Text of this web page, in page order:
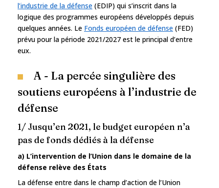
l’industrie de la défense (EDIP) qui s’inscrit dans la
logique des programmes européens développés depuis
quelques années. Le Fonds européen de défense (FED)
prévu pour la période 2021/2027 est le principal d’entre
eux.
A - La percée singulière des
soutiens européens à l’industrie de
défense
1/ Jusqu’en 2021, le budget européen n’a
pas de fonds dédiés à la défense
a) L’intervention de l’Union dans le domaine de la
défense relève des États
La défense entre dans le champ d’action de l’Union